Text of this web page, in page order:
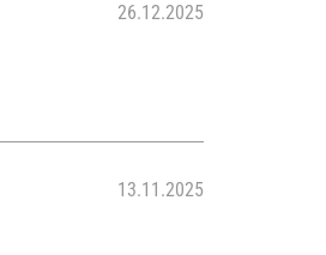
26.12.2025
13.11.2025